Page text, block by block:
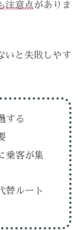
注意点がありま
いと失敗しやす
する
乗客が集
替ルート